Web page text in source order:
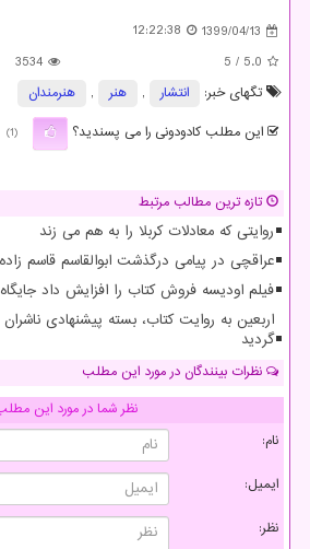
1399/04/13
12:22:38
5.0
/ 5
3534
تگهای خبر:
انتشار , هنر ,
هنرمندان
این مطلب کادودونی را می پسندید؟
(1)
تازه ترین مطالب مرتبط
روایتی که معادلات کربلا را به هم می زند
عراقچی در پیامی درگذشت ابوالقاسم قاسم
فیلم اودیسه فروش کتاب را افزایش داد
اربعین به روایت کتاب، بسته پیشنهادی
گردید
نظرات بینندگان در مورد این مطلب
نظر شما در مورد این
نام:
ایمیل:
نظر: